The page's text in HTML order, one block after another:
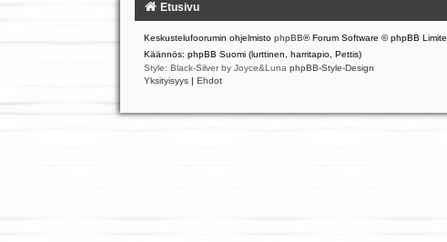
Etusivu
Keskustelufoorumin ohjelmisto phpBB® Forum Software © phpBB
Käännös: phpBB Suomi (lurttinen, harritapio, Pettis)
Style: Black-Silver by Joyce&Luna phpBB-Style-Design
Yksityisyys | Ehdot